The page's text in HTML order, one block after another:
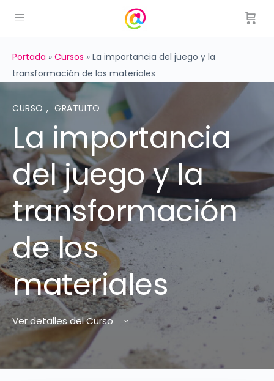
Portada » Cursos » La importancia del juego y la
transformación de los materiales
CURSO , GRATUITO
La importancia
del juego y la
transformación
de los
materiales
Ver detalles del Curso